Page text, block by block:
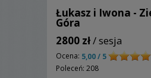
Łukasz i Iwona -
Góra
2800 zł/ sesja
Ocena: 5,00 / 5
Poleceń: 208